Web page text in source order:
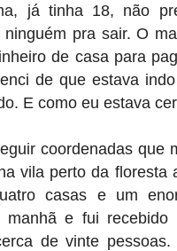
já tinha 18, não
ninguém pra sair. O
de casa para
de que estava
E como eu estava
coordenadas que
vila perto da floresta
casas e um
manhã e fui recebido
de vinte pessoas.